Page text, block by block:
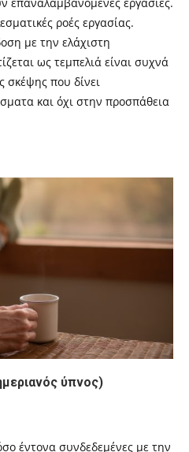
επαναλαμβανόμενες εργασίες.
ροές εργασίας.
με την ελάχιστη
ως τεμπελιά είναι συχνά
σκέψης που δίνει
και όχι στην προσπάθεια
ύπνος)
έντονα συνδεδεμένες με την